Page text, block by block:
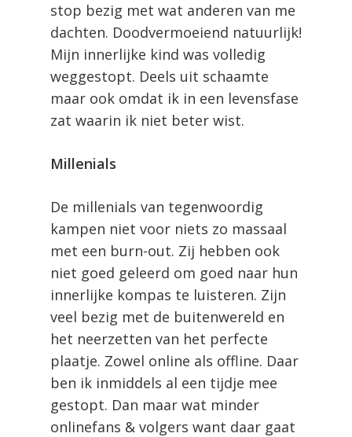
stop bezig met wat anderen van me
dachten. Doodvermoeiend natuurlijk!
Mijn innerlijke kind was volledig
weggestopt. Deels uit schaamte
maar ook omdat ik in een levensfase
zat waarin ik niet beter wist.
Millenials
De millenials van tegenwoordig
kampen niet voor niets zo massaal
met een burn-out. Zij hebben ook
niet goed geleerd om goed naar hun
innerlijke kompas te luisteren. Zijn
veel bezig met de buitenwereld en
het neerzetten van het perfecte
plaatje. Zowel online als offline. Daar
ben ik inmiddels al een tijdje mee
gestopt. Dan maar wat minder
onlinefans & volgers want daar gaat